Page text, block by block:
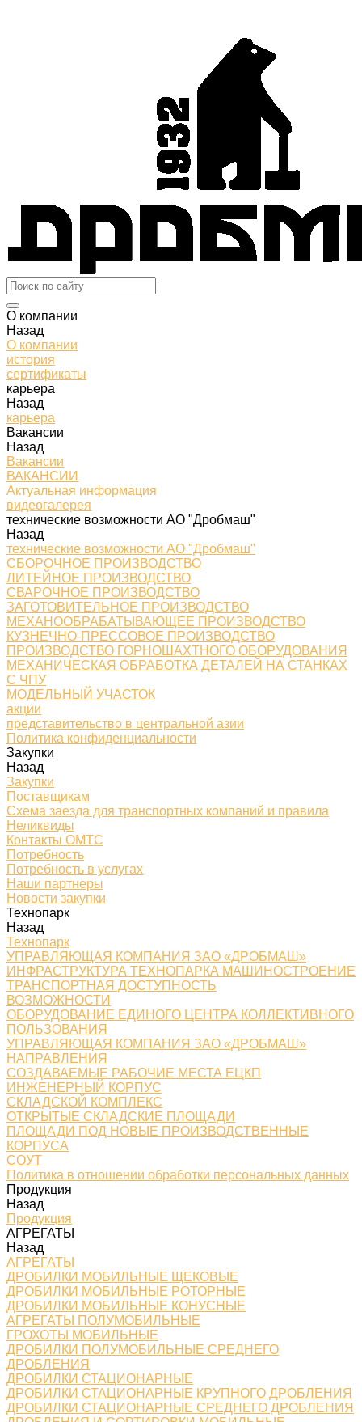
О компании
Назад
О компании
история
сертификаты
карьера
Назад
карьера
Вакансии
Назад
Вакансии
ВАКАНСИИ
Актуальная информация
видеогалерея
технические возможности АО "Дробмаш"
Назад
технические возможности АО "Дробмаш"
СБОРОЧНОЕ ПРОИЗВОДСТВО
ЛИТЕЙНОЕ ПРОИЗВОДСТВО
СВАРОЧНОЕ ПРОИЗВОДСТВО
ЗАГОТОВИТЕЛЬНОЕ ПРОИЗВОДСТВО
МЕХАНООБРАБАТЫВАЮЩЕЕ ПРОИЗВОДСТВО
КУЗНЕЧНО-ПРЕССОВОЕ ПРОИЗВОДСТВО
ПРОИЗВОДСТВО ГОРНОШАХТНОГО ОБОРУДОВАНИЯ
МЕХАНИЧЕСКАЯ ОБРАБОТКА ДЕТАЛЕЙ НА СТАНКАХ
С ЧПУ
МОДЕЛЬНЫЙ УЧАСТОК
акции
представительство в центральной азии
Политика конфиденциальности
Закупки
Назад
Закупки
Поставщикам
Схема заезда для транспортных компаний и правила
Неликвиды
Контакты ОМТС
Потребность
Потребность в услугах
Наши партнеры
Новости закупки
Технопарк
Назад
Технопарк
УПРАВЛЯЮЩАЯ КОМПАНИЯ ЗАО «ДРОБМАШ»
ИНФРАСТРУКТУРА ТЕХНОПАРКА МАШИНОСТРОЕНИЕ
ТРАНСПОРТНАЯ ДОСТУПНОСТЬ
ВОЗМОЖНОСТИ
ОБОРУДОВАНИЕ ЕДИНОГО ЦЕНТРА КОЛЛЕКТИВНОГО
ПОЛЬЗОВАНИЯ
УПРАВЛЯЮЩАЯ КОМПАНИЯ ЗАО «ДРОБМАШ»
НАПРАВЛЕНИЯ
СОЗДАВАЕМЫЕ РАБОЧИЕ МЕСТА ЕЦКП
ИНЖЕНЕРНЫЙ КОРПУС
СКЛАДСКОЙ КОМПЛЕКС
ОТКРЫТЫЕ СКЛАДСКИЕ ПЛОЩАДИ
ПЛОЩАДИ ПОД НОВЫЕ ПРОИЗВОДСТВЕННЫЕ
КОРПУСА
СОУТ
Политика в отношении обработки персональных данных
Продукция
Назад
Продукция
АГРЕГАТЫ
Назад
АГРЕГАТЫ
ДРОБИЛКИ МОБИЛЬНЫЕ ЩЕКОВЫЕ
ДРОБИЛКИ МОБИЛЬНЫЕ РОТОРНЫЕ
ДРОБИЛКИ МОБИЛЬНЫЕ КОНУСНЫЕ
АГРЕГАТЫ ПОЛУМОБИЛЬНЫЕ
ГРОХОТЫ МОБИЛЬНЫЕ
ДРОБИЛКИ ПОЛУМОБИЛЬНЫЕ СРЕДНЕГО
ДРОБЛЕНИЯ
ДРОБИЛКИ СТАЦИОНАРНЫЕ
ДРОБИЛКИ СТАЦИОНАРНЫЕ КРУПНОГО ДРОБЛЕНИЯ
ДРОБИЛКИ СТАЦИОНАРНЫЕ СРЕДНЕГО ДРОБЛЕНИЯ